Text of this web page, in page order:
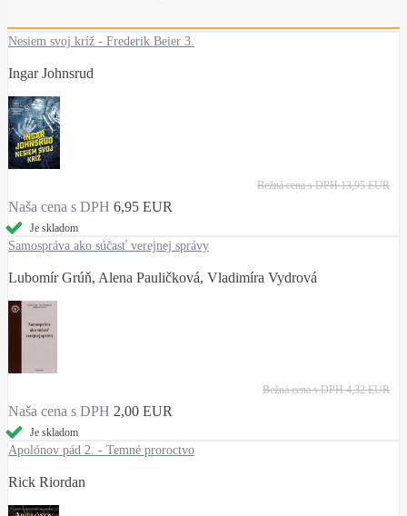
Nesiem svoj kríž - Frederik Beier 3.
Ingar Johnsrud
Bežná cena s DPH13,95 EUR
Naša cena s DPH 6,95 EUR
Je skladom
Samospráva ako súčasť verejnej správy
Lubomír Grúň, Alena Pauličková, Vladimíra Vydrová
Bežná cena s DPH4,32 EUR
Naša cena s DPH 2,00 EUR
Je skladom
Apolónov pád 2. - Temné proroctvo
Rick Riordan